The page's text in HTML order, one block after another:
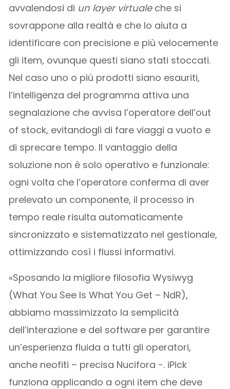
avvalendosi di un layer virtualeche si
sovrappone alla realtà e che lo aiuta a
identificare con precisione e più velocemente
gli item, ovunque questi siano stati stoccati.
Nel caso uno o più prodotti siano esauriti,
l’intelligenza del programma attiva una
segnalazione che avvisa l’operatore dell’out
of stock, evitandogli di fare viaggi a vuoto e
di sprecare tempo. Il vantaggio della
soluzione non è solo operativo e funzionale:
ogni volta che l’operatore conferma di aver
prelevato un componente, il processo in
tempo reale risulta automaticamente
sincronizzato e sistematizzato nel gestionale,
ottimizzando così i flussi informativi.
«Sposando la migliore filosofia Wysiwyg
(What You See Is What You Get – NdR),
abbiamo massimizzato la semplicità
dell’interazione e del software per garantire
un’esperienza fluida a tutti gli operatori,
anche neofiti – precisa Nucifora -. iPick
funziona applicando a ogni item che deve